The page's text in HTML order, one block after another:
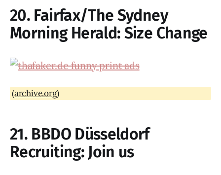
20. Fairfax/The Sydney
Morning Herald: Size Change
(archive.org)
21. BBDO Düsseldorf
Recruiting: Join us